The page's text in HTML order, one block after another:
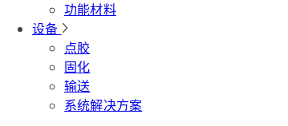
功能材料
设备
点胶
固化
输送
系统解决方案